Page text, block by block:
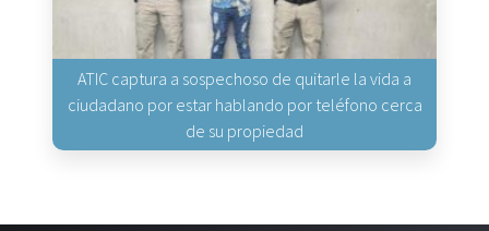
ATIC captura a sospechoso de quitarle la vida a
ciudadano por estar hablando por teléfono cerca
de su propiedad